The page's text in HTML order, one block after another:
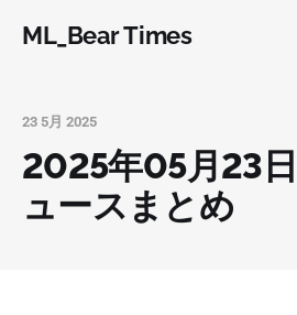
ML_Bear Times
23 5月 2025
2025年05月23
ュースまとめ